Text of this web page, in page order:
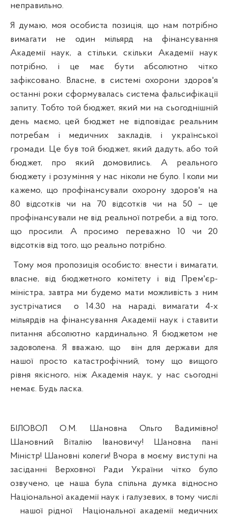
неправильно.
Я думаю, моя особиста позиція, що нам потрібно
вимагати не один мільярд на фінансування
Академії наук, а стільки, скільки Академії наук
потрібно, і це має бути абсолютно чітко
зафіксовано. Власне, в системі охорони здоров'я
останні роки сформувалась система фальсифікації
запиту. Тобто той бюджет, який ми на сьогоднішній
день маємо, цей бюджет не відповідає реальним
потребам і медичних закладів, і української
громади. Це був той бюджет, який дадуть, або той
бюджет, про який домовились. А реального
бюджету і розуміння у нас ніколи не було. І коли ми
кажемо, що профінансували охорону здоров'я на
80 відсотків чи на 70 відсотків чи на 50 – це
профінансували не від реальної потреби, а від того,
що просили. А просимо переважно 10 чи 20
відсотків від того, що реально потрібно.
Тому моя пропозиція особисто: внести і вимагати,
власне, від бюджетного комітету і від Прем'єр-
міністра, завтра ми будемо мати можливість з ним
зустрічатися
о 14.30 на нараді, вимагати 4-х
мільярдів на фінансування Академії наук і ставити
питання абсолютно кардинально. Я бюджетом не
задоволена. Я вважаю, що
він для держави для
нашої просто катастрофічний, тому що вищого
рівня якісного, ніж Академія наук, у нас сьогодні
немає. Будь ласка.
БІЛОВОЛ О.М. Шановна Ольго Вадимівно!
Шановний Віталію Івановичу! Шановна пані
Міністр! Шановні колеги! Вчора в моєму виступі на
засіданні Верховної Ради України чітко було
озвучено, це наша була спільна думка відносно
Національної академії наук і галузевих, в тому числі
нашої рідної
Національної академії медичних